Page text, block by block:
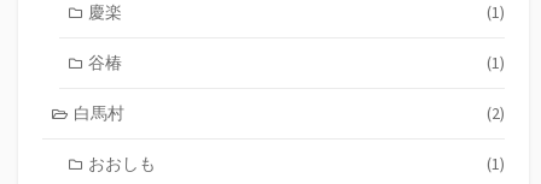
慶楽 (1)
谷椿 (1)
白馬村 (2)
おおしも (1)